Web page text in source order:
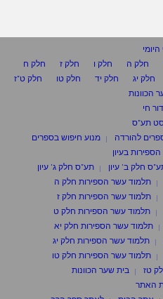
חלק ה חלק ו חלק ז
חלק ח
חלק יג חלק יד חלק טו
חלק ט"ז
הכוונות
חי
סט תע"ס
להורדה
מנוע חיפוש בספרים
בעיון
חלק ב' עיון
תע"ס חלק ג' עיון
תלמוד עשר הספירות חלק ה
תלמוד עשר הספירות חלק ז
תלמוד עשר הספירות חלק ט
תלמוד עשר הספירות חלק יא
תלמוד עשר הספירות חלק יג
תלמוד עשר הספירות חלק טו
טז
בית שער הכוונות
האתר